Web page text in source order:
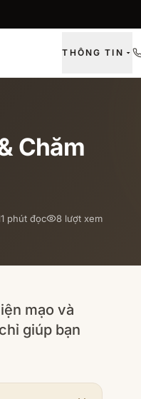
THÔNG TIN
Chăm
phút đọc 8 lượt xem
mạo và
giúp bạn